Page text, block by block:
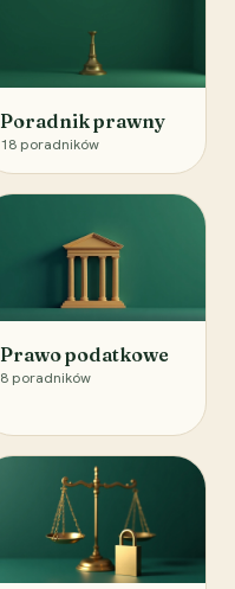
Poradnik prawny
18 poradników
Prawo podatkowe
8 poradników